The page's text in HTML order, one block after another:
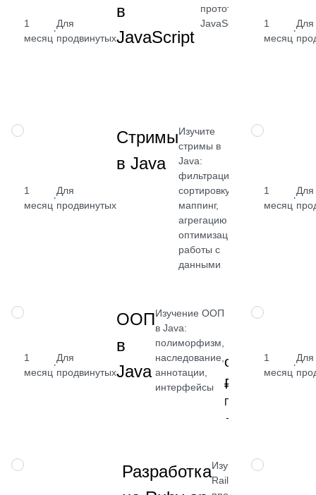
1
месяц
·
Для
продвинутых
в
JavaScript
прототипы в
JavaScript
от 2 400
1
месяц
·
Для
НАВЫК
1
месяц
·
Для
продвинутых
Стримы
в Java
Изучите
стримы в
Java:
фильтрацию,
сортировку,
маппинг,
агрегацию и
оптимизацию
работы с
данными
от 2 400
НАВЫК
1
месяц
·
Для
НАВЫК
1
месяц
·
Для
продвинутых
ООП
в
Java
Изучение ООП
в Java:
полиморфизм,
наследование,
аннотации,
интерфейсы
от 2 400
₽
Посмотреть
→
НАВЫК
1
месяц
·
Для
НАВЫК
РазработкаИзучите Ruby,
Rails и
НАВЫК